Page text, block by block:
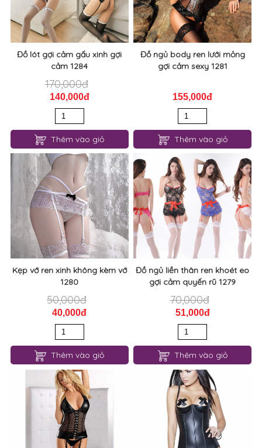
Đồ lót gợi cảm gấu xinh gợi
cảm 1284
170,000đ
140,000đ
Thêm vào giỏ
Đồ ngủ body ren lưới mỏng
gợi cảm sexy 1281
155,000đ
Thêm vào giỏ
Kẹp vớ ren xinh không kèm vớ
1280
50,000đ
40,000đ
Thêm vào giỏ
Đồ ngủ liền thân ren khoét eo
gợi cảm quyến rũ 1279
70,000đ
51,000đ
Thêm vào giỏ